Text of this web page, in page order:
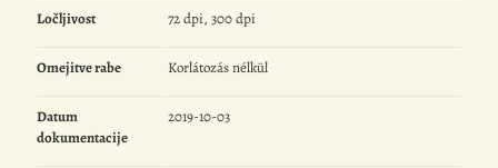
Ločljivost 72 dpi, 300 dpi
Omejitve rabe Korlátozás nélkül
Datum
dokumentacije
2019-10-03